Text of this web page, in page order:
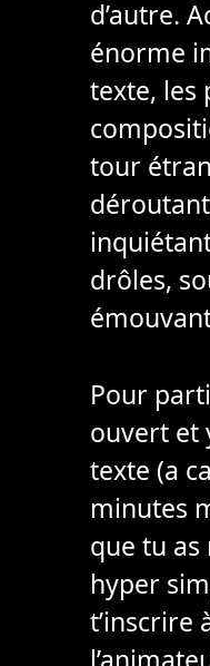
d’autre.
énorme
texte, les
tour
drôles,
Pour
ouvert et
texte (a
minutes
que tu as
hyper
t’inscrire